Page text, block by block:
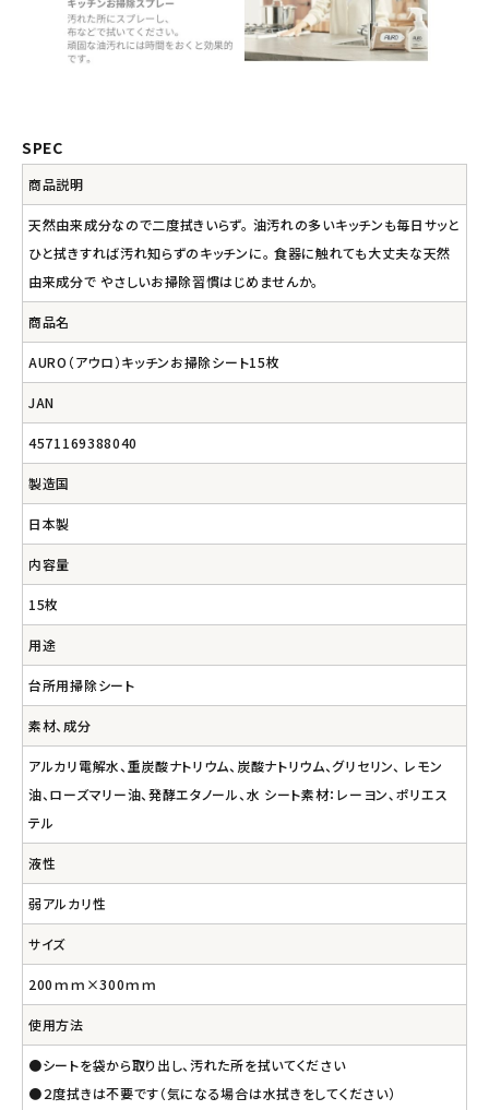
SPEC
商品説明
天然由来成分なので二度拭きいらず。 油汚れの多いキッチンも毎日サッと
ひと拭きすれば汚れ知らずのキッチンに。 食器に触れても大丈夫な天然
由来成分で やさしいお掃除習慣はじめませんか。
商品名
AURO（アウロ）キッチンお掃除シート15枚
JAN
4571169388040
製造国
日本製
内容量
15枚
用途
台所用掃除シート
素材、成分
アルカリ電解水、重炭酸ナトリウム、炭酸ナトリウム、グリセリン、 レモン
油、ローズマリー油、発酵エタノール、水 シート素材：レーヨン､ポリエス
テル
液性
弱アルカリ性
サイズ
200ｍｍ×300ｍｍ
使用方法
●シートを袋から取り出し、汚れた所を拭いてください
●２度拭きは不要です（気になる場合は水拭きをしてください）